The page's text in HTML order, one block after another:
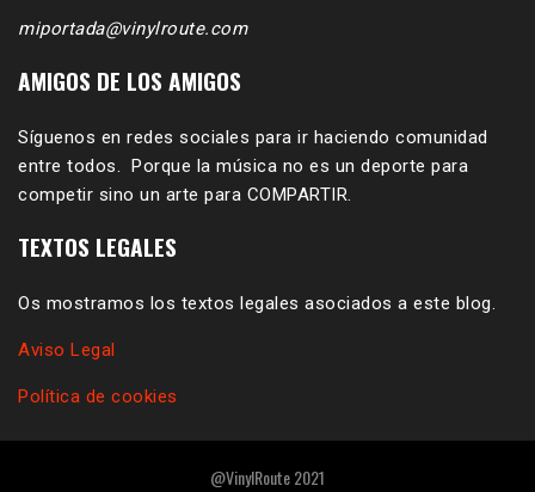
miportada@vinylroute.com
AMIGOS DE LOS AMIGOS
Síguenos en redes sociales para ir haciendo comunidad
entre todos. Porque la música no es un deporte para
competir sino un arte para COMPARTIR.
TEXTOS LEGALES
Os mostramos los textos legales asociados a este blog.
Aviso Legal
Política de cookies
@VinylRoute 2021